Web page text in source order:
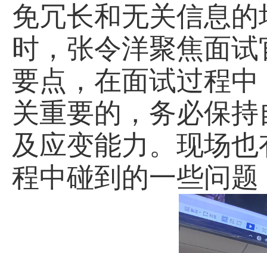
免冗长和无关信息
时，张令洋聚焦面
要点，在面试过程
关重要的，务必保
及应变能力。现场
程中碰到的一些问